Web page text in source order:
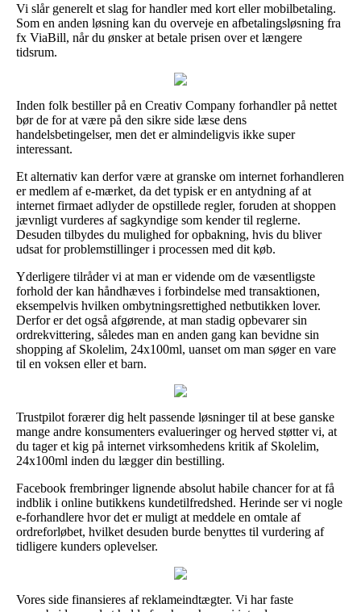
Vi slår generelt et slag for handler med kort eller mobilbetaling.
Som en anden løsning kan du overveje en afbetalingsløsning fra
fx ViaBill, når du ønsker at betale prisen over et længere
tidsrum.
Inden folk bestiller på en Creativ Company forhandler på nettet
bør de for at være på den sikre side læse dens
handelsbetingelser, men det er almindeligvis ikke super
interessant.
Et alternativ kan derfor være at granske om internet forhandleren
er medlem af e-mærket, da det typisk er en antydning af at
internet firmaet adlyder de opstillede regler, foruden at shoppen
jævnligt vurderes af sagkyndige som kender til reglerne.
Desuden tilbydes du mulighed for opbakning, hvis du bliver
udsat for problemstillinger i processen med dit køb.
Yderligere tilråder vi at man er vidende om de væsentligste
forhold der kan håndhæves i forbindelse med transaktionen,
eksempelvis hvilken ombytningsrettighed netbutikken lover.
Derfor er det også afgørende, at man stadig opbevarer sin
ordrekvittering, således man en anden gang kan bevidne sin
shopping af Skolelim, 24x100ml, uanset om man søger en vare
til en voksen eller et barn.
Trustpilot forærer dig helt passende løsninger til at bese ganske
mange andre konsumenters evalueringer og herved støtter vi, at
du tager et kig på internet virksomhedens kritik af Skolelim,
24x100ml inden du lægger din bestilling.
Facebook frembringer lignende absolut habile chancer for at få
indblik i online butikkens kundetilfredshed. Herinde ser vi nogle
e-forhandlere hvor det er muligt at meddele en omtale af
ordreforløbet, hvilket desuden burde benyttes til vurdering af
tidligere kunders oplevelser.
Vores side finansieres af reklameindtægter. Vi har faste